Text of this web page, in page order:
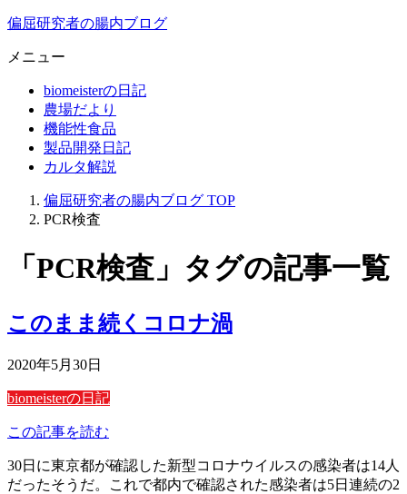
偏屈研究者の腸内ブログ
メニュー
biomeisterの日記
農場だより
機能性食品
製品開発日記
カルタ解説
偏屈研究者の腸内ブログ TOP
PCR検査
「PCR検査」タグの記事一覧
このまま続くコロナ渦
2020年5月30日
biomeisterの日記
この記事を読む
30日に東京都が確認した新型コロナウイルスの感染者は14人
だったそうだ。これで都内で確認された感染者は5日連続の2